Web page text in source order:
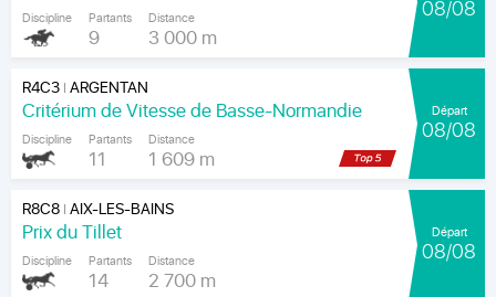
Discipline Partants
9
Distance
3 000 m
08/08
R4C3|ARGENTAN
Critérium de Vitesse de Basse-Normandie
Discipline Partants
11
Distance
1 609 m
Départ
08/08
R8C8|AIX-LES-BAINS
Prix du Tillet
Discipline Partants
14
Distance
2 700 m
Départ
08/08